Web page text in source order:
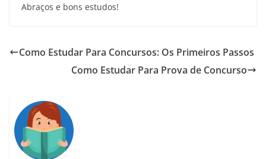
Abraços e bons estudos!
Como Estudar Para Concursos: Os Primeiros Passos
Como Estudar Para Prova de Concurso